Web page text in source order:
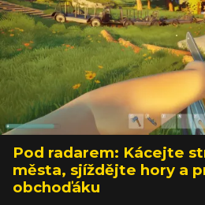
Pod radarem: Kácejte
města, sjíždějte hory a
obchoďáku